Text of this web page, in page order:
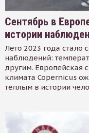
Сентябрь в
истории
Лето 2023 года
наблюдений:
другим. Европейская
климата Copernicus
тёплым в истории